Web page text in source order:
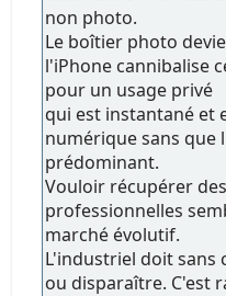
non photo.
Le boîtier photo
l'iPhone cannibalise
pour un usage privé
qui est instantané et
numérique sans que
prédominant.
Vouloir récupérer
professionnelles
marché évolutif.
L'industriel doit sans
ou disparaître. C'est